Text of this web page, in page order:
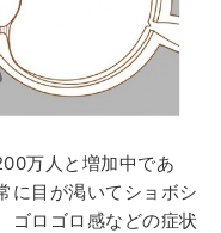
万人と増加中であ
に目が渇いてショボシ
ゴロゴロ感などの症状